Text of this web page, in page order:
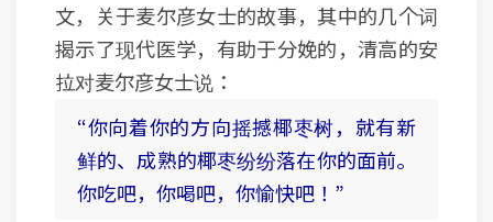
文，关于麦尔彦女士的故事，其中的几个词
揭示了现代医学，有助于分娩的，清高的安
拉对麦尔彦女士说：
“你向着你的方向摇撼椰枣树，就有新
鲜的、成熟的椰枣纷纷落在你的面前。
你吃吧，你喝吧，你愉快吧！”